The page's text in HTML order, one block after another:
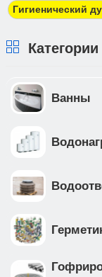
должны
плательщика.
Гигиенический
Категории
Ванны